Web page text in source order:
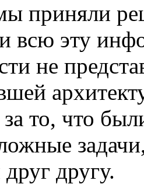
приняли
всю эту
не
то, что
другу.